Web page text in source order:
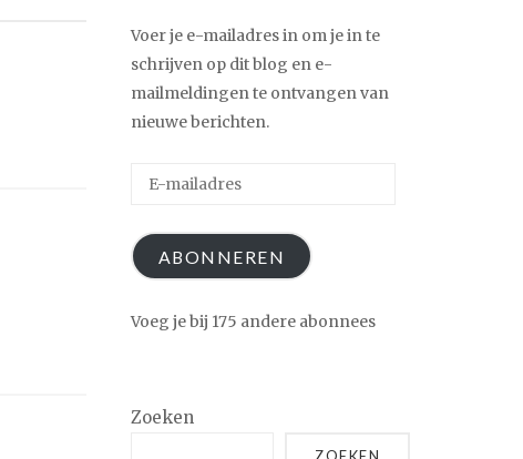
Voer je e-mailadres in om je in te
schrijven op dit blog en e-
mailmeldingen te ontvangen van
nieuwe berichten.
ABONNEREN
Voeg je bij 175 andere abonnees
Zoeken